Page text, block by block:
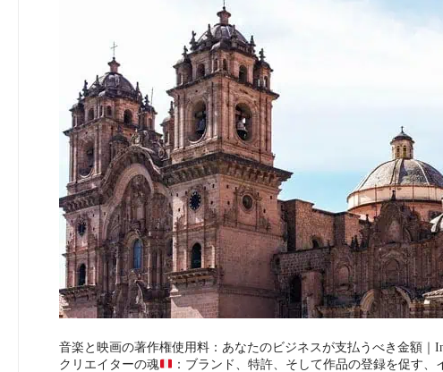
音楽と映画の著作権使用料：あなたのビジネスが支払うべき金額｜
クリエイターの魂
：ブランド、特許、そして作品の登録を促す、